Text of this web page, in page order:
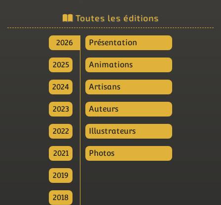
Toutes les éditions
2026
2025
2024
2023
2022
2021
2019
2018
Présentation
Animations
Artisans
Auteurs
Illustrateurs
Photos